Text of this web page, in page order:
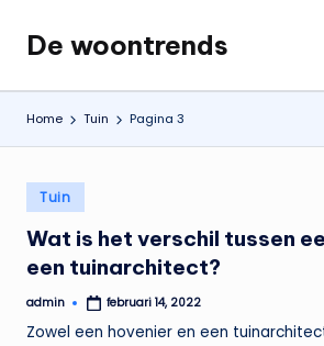
de
inhoud
De woontrends
Interieur
en
lifestyle
Home Tuin Pagina 3
Geplaatst
in
Tuin
Wat is het verschil tussen
een tuinarchitect?
Geplaatst
admin februari 14, 2022
Zowel een hovenier en een